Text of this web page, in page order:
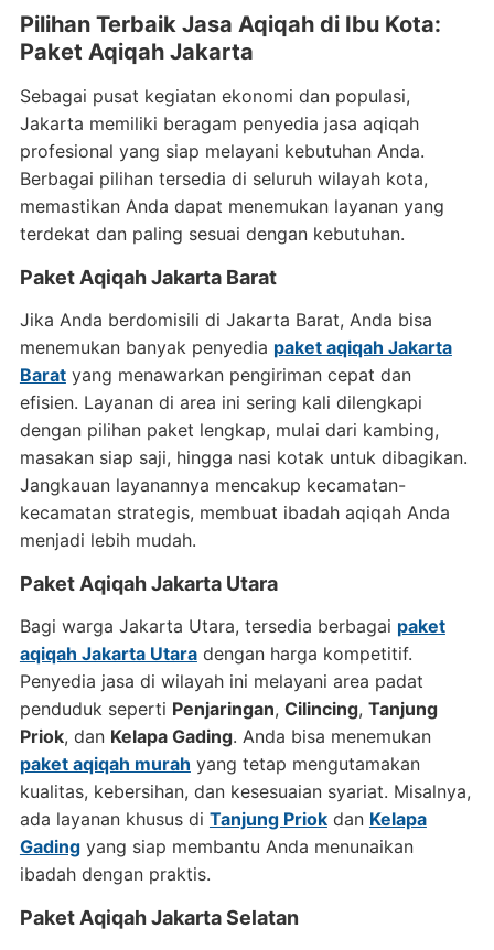
Pilihan Terbaik Jasa Aqiqah di Ibu Kota:
Paket Aqiqah Jakarta
Sebagai pusat kegiatan ekonomi dan populasi,
Jakarta memiliki beragam penyedia jasa aqiqah
profesional yang siap melayani kebutuhan Anda.
Berbagai pilihan tersedia di seluruh wilayah kota,
memastikan Anda dapat menemukan layanan yang
terdekat dan paling sesuai dengan kebutuhan.
Paket Aqiqah Jakarta Barat
Jika Anda berdomisili di Jakarta Barat, Anda bisa
menemukan banyak penyedia paket aqiqah Jakarta
Baratyang menawarkan pengiriman cepat dan
efisien. Layanan di area ini sering kali dilengkapi
dengan pilihan paket lengkap, mulai dari kambing,
masakan siap saji, hingga nasi kotak untuk dibagikan.
Jangkauan layanannya mencakup kecamatan-
kecamatan strategis, membuat ibadah aqiqah Anda
menjadi lebih mudah.
Paket Aqiqah Jakarta Utara
Bagi warga Jakarta Utara, tersedia berbagai paket
aqiqah Jakarta Utaradengan harga kompetitif.
Penyedia jasa di wilayah ini melayani area padat
penduduk seperti Penjaringan, Cilincing, Tanjung
Priok, dan Kelapa Gading. Anda bisa menemukan
paket aqiqah murah yang tetap mengutamakan
kualitas, kebersihan, dan kesesuaian syariat. Misalnya,
ada layanan khusus di Tanjung Priokdan Kelapa
Gadingyang siap membantu Anda menunaikan
ibadah dengan praktis.
Paket Aqiqah Jakarta Selatan